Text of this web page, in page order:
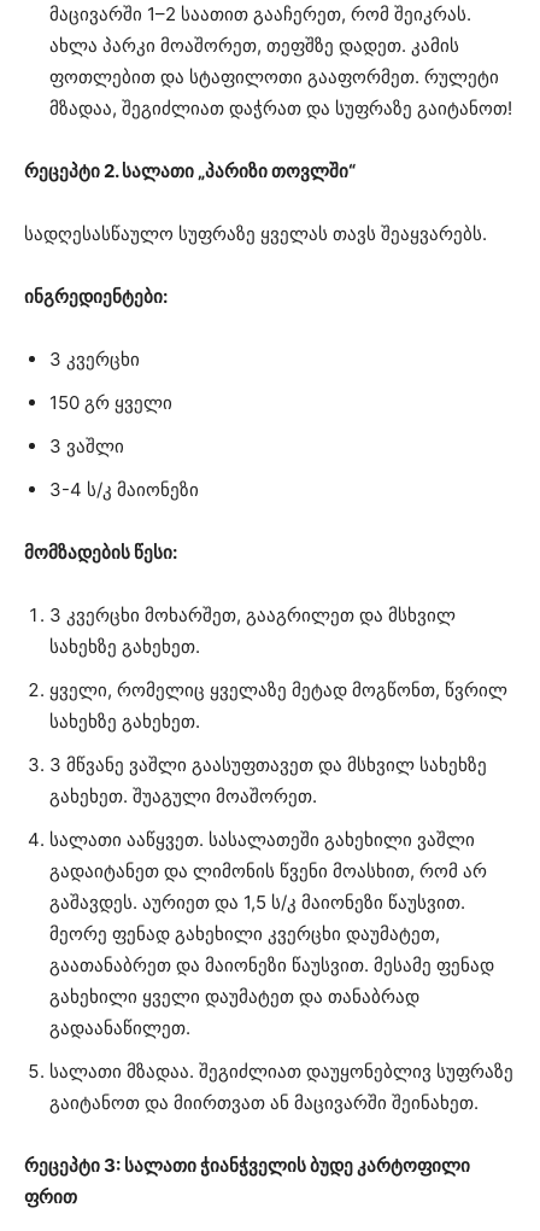
მაცივარში 1–2 საათით გააჩერეთ, რომ შეიკრას.
ახლა პარკი მოაშორეთ, თეფშზე დადეთ. კამის
ფოთლებით და სტაფილოთი გააფორმეთ. რულეტი
მზადაა, შეგიძლიათ დაჭრათ და სუფრაზე გაიტანოთ!
რეცეპტი 2. სალათი „პარიზი თოვლში“
სადღესასწაულო სუფრაზე ყველას თავს შეაყვარებს.
ინგრედიენტები:
3 კვერცხი
150 გრ ყველი
3 ვაშლი
3-4 ს/კ მაიონეზი
მომზადების წესი:
3 კვერცხი მოხარშეთ, გააგრილეთ და მსხვილ
სახეხზე გახეხეთ.
ყველი, რომელიც ყველაზე მეტად მოგწონთ, წვრილ
სახეხზე გახეხეთ.
3 მწვანე ვაშლი გაასუფთავეთ და მსხვილ სახეხზე
გახეხეთ. შუაგული მოაშორეთ.
სალათი ააწყვეთ. სასალათეში გახეხილი ვაშლი
გადაიტანეთ და ლიმონის წვენი მოასხით, რომ არ
გაშავდეს. აურიეთ და 1,5 ს/კ მაიონეზი წაუსვით.
მეორე ფენად გახეხილი კვერცხი დაუმატეთ,
გაათანაბრეთ და მაიონეზი წაუსვით. მესამე ფენად
გახეხილი ყველი დაუმატეთ და თანაბრად
გადაანაწილეთ.
სალათი მზადაა. შეგიძლიათ დაუყონებლივ სუფრაზე
გაიტანოთ და მიირთვათ ან მაცივარში შეინახეთ.
რეცეპტი 3: სალათი ჭიანჭველის ბუდე კარტოფილი
ფრით